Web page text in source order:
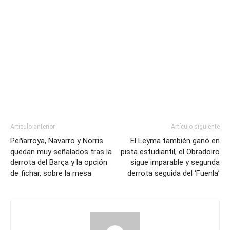
Artículo anterior
Peñarroya, Navarro y Norris
quedan muy señalados tras la
derrota del Barça y la opción
de fichar, sobre la mesa
Artículo siguiente
El Leyma también ganó en
pista estudiantil, el Obradoiro
sigue imparable y segunda
derrota seguida del ‘Fuenla’